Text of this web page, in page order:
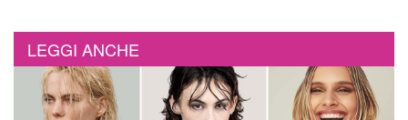
LEGGI ANCHE